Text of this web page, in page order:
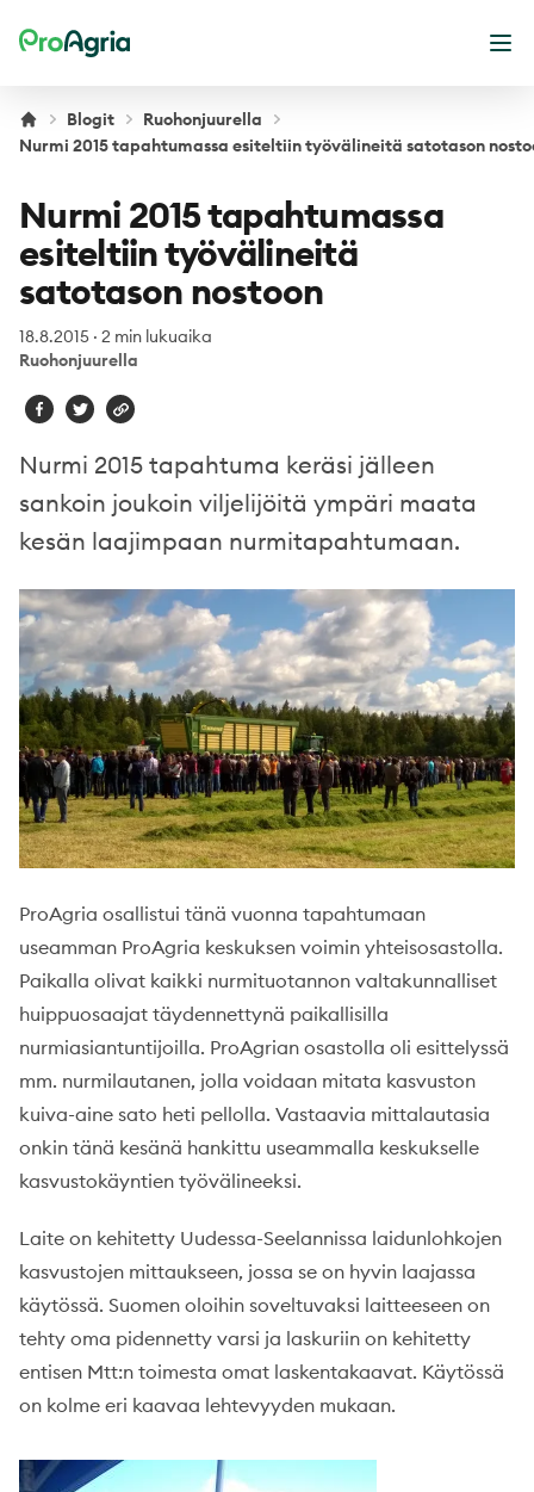
ProAgria
Blogit
Ruohonjuurella
Nurmi 2015 tapahtumassa esiteltiin työvälineitä satotason
Nurmi 2015 tapahtumassa
esiteltiin työvälineitä
satotason nostoon
18.8.2015 · 2 min lukuaika
Ruohonjuurella
Nurmi 2015 tapahtuma keräsi jälleen
sankoin joukoin viljelijöitä ympäri maata
kesän laajimpaan nurmitapahtumaan.
ProAgria osallistui tänä vuonna tapahtumaan
useamman ProAgria keskuksen voimin yhteisosastolla.
Paikalla olivat kaikki nurmituotannon valtakunnalliset
huippuosaajat täydennettynä paikallisilla
nurmiasiantuntijoilla. ProAgrian osastolla oli esittelyssä
mm. nurmilautanen, jolla voidaan mitata kasvuston
kuiva-aine sato heti pellolla. Vastaavia mittalautasia
onkin tänä kesänä hankittu useammalla keskukselle
kasvustokäyntien työvälineeksi.
Laite on kehitetty Uudessa-Seelannissa laidunlohkojen
kasvustojen mittaukseen, jossa se on hyvin laajassa
käytössä. Suomen oloihin soveltuvaksi laitteeseen on
tehty oma pidennetty varsi ja laskuriin on kehitetty
entisen Mtt:n toimesta omat laskentakaavat. Käytössä
on kolme eri kaavaa lehtevyyden mukaan.